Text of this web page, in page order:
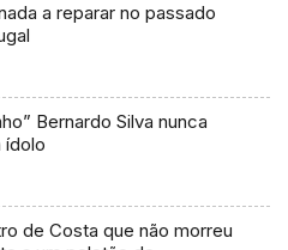
a reparar no passado
Bernardo Silva nunca
ídolo
de Costa que não morreu